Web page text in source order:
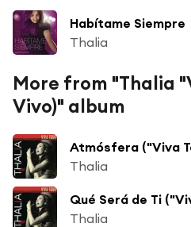
Habítame Siempre
Thalia
More from "Thalia
Vivo)" album
Atmósfera ("Viva
Thalia
Qué Será de Ti
Thalia